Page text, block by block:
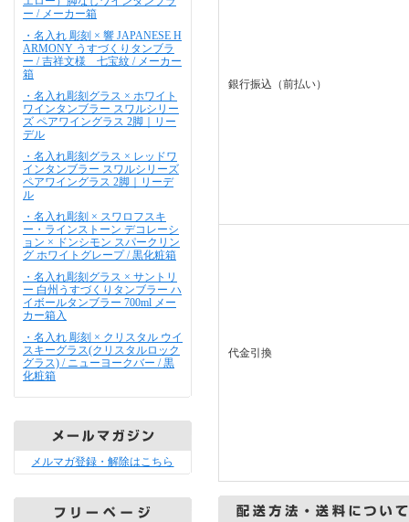
ー / メーカー箱
・名入れ 彫刻 × 響 JAPANESE H
ARMONY うすづくりタンブラ
ー / 吉祥文様 七宝紋 / メーカー
箱
・名入れ彫刻グラス × ホワイト
ワインタンブラー スワルシリー
ズ ペアワイングラス 2脚｜リー
デル
・名入れ彫刻グラス × レッドワ
インタンブラー スワルシリーズ
ペアワイングラス 2脚｜リーデ
ル
・名入れ彫刻 × スワロフスキ
ー・ラインストーン デコレーシ
ョン × ドンシモン スパークリン
グ ホワイトグレープ / 黒化粧箱
・名入れ彫刻グラス × サントリ
ー 白州うすづくりタンブラー ハ
イボールタンブラー 700ml メー
カー箱入
・名入れ 彫刻 × クリスタル ウイ
スキーグラス(クリスタルロック
グラス) / ニューヨークバー / 黒
化粧箱
メルマガ登録・解除はこちら
銀行振込（前払い）
代金引換